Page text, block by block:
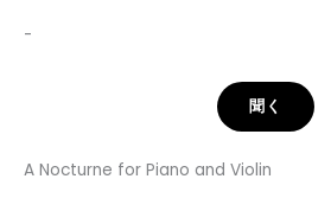
-
聞く
A Nocturne for Piano and Violin